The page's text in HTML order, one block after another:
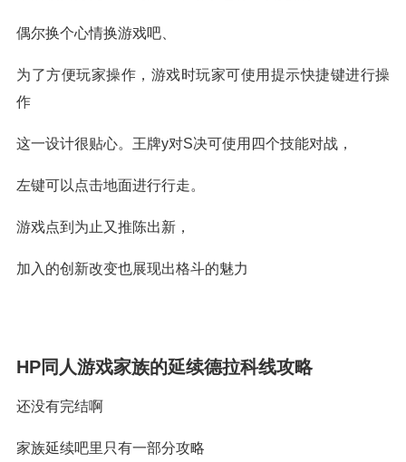
偶尔换个心情换游戏吧、
为了方便玩家操作，游戏时玩家可使用提示快捷键进行操
作
这一设计很贴心。王牌y对S决可使用四个技能对战，
左键可以点击地面进行行走。
游戏点到为止又推陈出新，
加入的创新改变也展现出格斗的魅力
HP同人游戏家族的延续德拉科线攻略
还没有完结啊
家族延续吧里只有一部分攻略